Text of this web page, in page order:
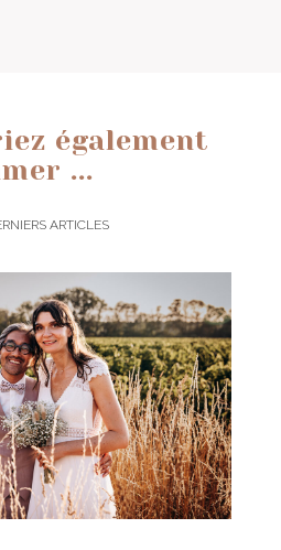
également
...
ARTICLES